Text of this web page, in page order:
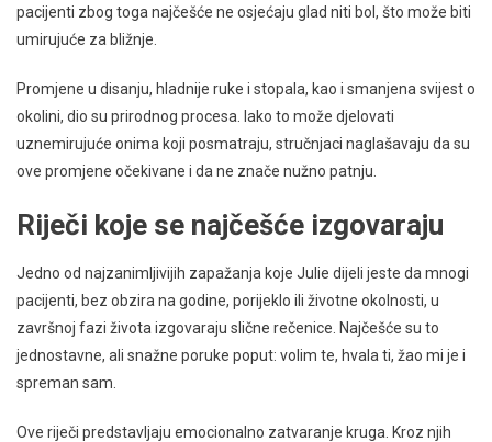
pacijenti zbog toga najčešće ne osjećaju glad niti bol, što može biti
umirujuće za bližnje.
Promjene u disanju, hladnije ruke i stopala, kao i smanjena svijest o
okolini, dio su prirodnog procesa. Iako to može djelovati
uznemirujuće onima koji posmatraju, stručnjaci naglašavaju da su
ove promjene očekivane i da ne znače nužno patnju.
Riječi koje se najčešće izgovaraju
Jedno od najzanimljivijih zapažanja koje Julie dijeli jeste da mnogi
pacijenti, bez obzira na godine, porijeklo ili životne okolnosti, u
završnoj fazi života izgovaraju slične rečenice. Najčešće su to
jednostavne, ali snažne poruke poput: volim te, hvala ti, žao mi je i
spreman sam.
Ove riječi predstavljaju emocionalno zatvaranje kruga. Kroz njih